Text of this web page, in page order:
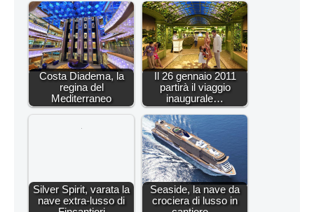
Costa Diadema, la
regina del
Mediterraneo
Il 26 gennaio 2011
partirà il viaggio
inaugurale…
Silver Spirit, varata la
nave extra-lusso di
Seaside, la nave da
crociera di lusso in